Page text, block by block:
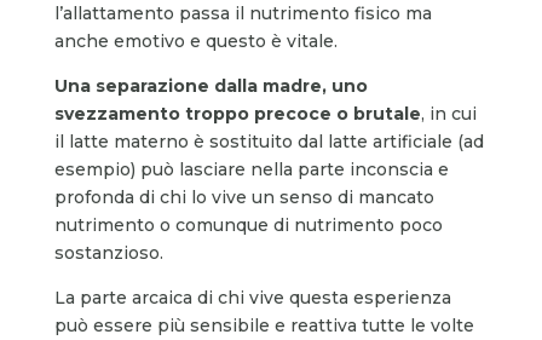
l’allattamento passa il nutrimento fisico ma
anche emotivo e questo è vitale.
Una separazione dalla madre, uno
svezzamento troppo precoce o brutale, in cui
il latte materno è sostituito dal latte artificiale (ad
esempio) può lasciare nella parte inconscia e
profonda di chi lo vive un senso di mancato
nutrimento o comunque di nutrimento poco
sostanzioso.
La parte arcaica di chi vive questa esperienza
può essere più sensibile e reattiva tutte le volte